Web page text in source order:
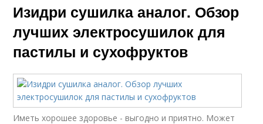
Изидри сушилка аналог. Обзор
лучших электросушилок для
пастилы и сухофруктов
Иметь хорошее здоровье - выгодно и приятно. Может